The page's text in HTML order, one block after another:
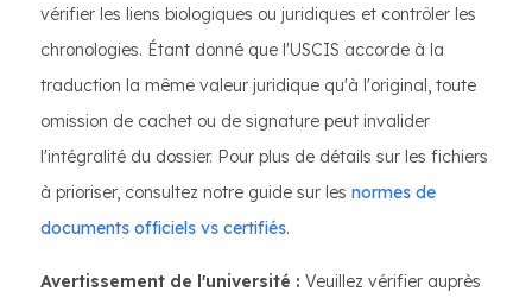
vérifier les liens biologiques ou juridiques et contrôler les
chronologies. Étant donné que l'USCIS accorde à la
traduction la même valeur juridique qu'à l'original, toute
omission de cachet ou de signature peut invalider
l'intégralité du dossier. Pour plus de détails sur les fichiers
à prioriser, consultez notre guide sur les normes de
documents officiels vs certifiés.
Avertissement de l'université : Veuillez vérifier auprès